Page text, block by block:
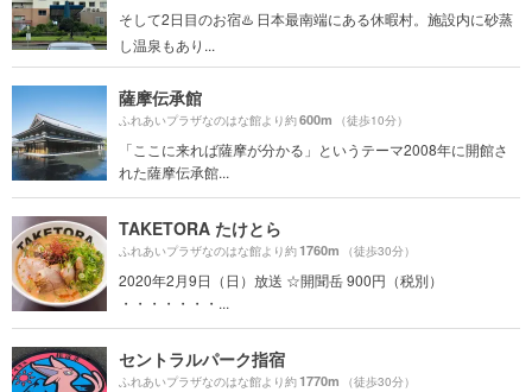
そして2日目のお宿♨️ 日本最南端にある休暇村。施設内に砂蒸
し温泉もあり...
薩摩伝承館
ふれあいプラザなのはな館より約600m （徒歩10分）
「ここに来れば薩摩が分かる」というテーマ2008年に開館さ
れた薩摩伝承館...
TAKETORA たけとら
ふれあいプラザなのはな館より約1760m （徒歩30分）
2020年2月9日（日）放送 ☆開聞岳 900円（税別）
・・・・・・・...
セントラルパーク指宿
ふれあいプラザなのはな館より約1770m （徒歩30分）